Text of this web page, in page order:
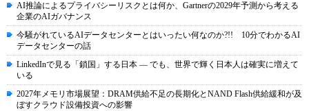
AI推論によるプライバシーリスクとは何か、Gartnerの2029年予測から考える
企業のAIガバナンス
今騒がれているAIデータセンターとはいったい何なのか?!! 10分でわかるAI
データセンターの話
LinkedInで見る「鎖国」する日本 ― でも、世界で輝く日本人は確実に増えて
いる
2027年メモリ市場展望：DRAM供給不足の長期化とNAND Flash供給緩和が及
ぼすクラウド設備投資への影響